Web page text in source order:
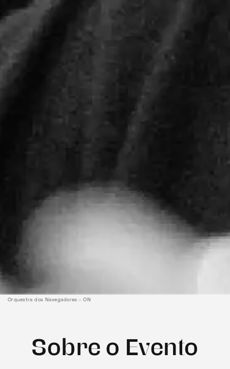
Orquestra dos Navegadores - ON
Sobre o Evento